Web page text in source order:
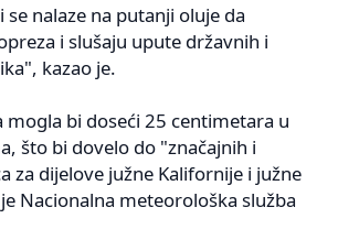
se nalaze na putanji oluje da
i slušaju upute državnih i
kazao je.
mogla bi doseći 25 centimetara u
što bi dovelo do "značajnih i
za dijelove južne Kalifornije i južne
Nacionalna meteorološka služba